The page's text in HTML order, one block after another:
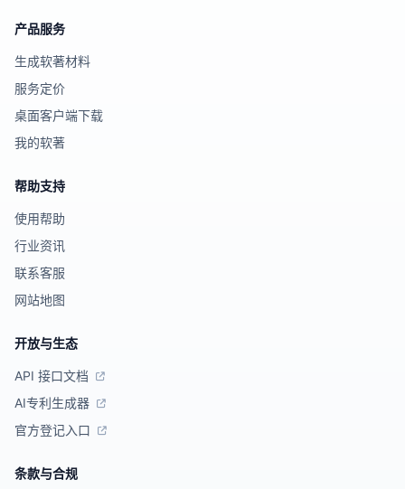
产品服务
生成软著材料
服务定价
桌面客户端下载
我的软著
帮助支持
使用帮助
行业资讯
联系客服
网站地图
开放与生态
API 接口文档
AI专利生成器
官方登记入口
条款与合规